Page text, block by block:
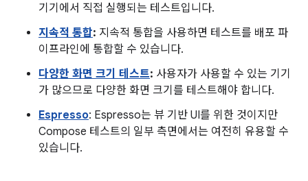
기기에서 직접 실행되는 테스트입니다.
지속적 통합: 지속적 통합을 사용하면 테스트를 배포 파
이프라인에 통합할 수 있습니다.
다양한 화면 크기 테스트: 사용자가 사용할 수 있는 기기
가 많으므로 다양한 화면 크기를 테스트해야 합니다.
Espresso: Espresso는 뷰 기반 UI를 위한 것이지만
Compose 테스트의 일부 측면에서는 여전히 유용할 수
있습니다.